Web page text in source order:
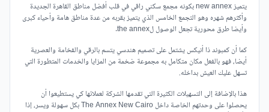
يتميز new annex بكونه مجمع سكني راقي في قلب أفضل مناطق القاهرة الجديدة
وأكثرهم شهره وهو التجمع الخامس الذي يتميز بقربه من عدة مناطق هامة وأحياء كبرى
وأيضا طرق محورية تجعل الوصول لthe annex.
كما أن كمبوند ذا أنيكس يشتمل على تصميم هندسي يتسم بالرقي والفخامة والعصرية
أيضا، فهو بالفعل مكان متكامل به مجموعة ضخمة من المزايا والخدمات المتطورة التي
تسهل عليك العيش بداخله.
هذا بالإضافة إلى التسهيلات الكثيرة التي تقدمها الشركة لعملائها كي يستطيعوا أن
يحصلوا على وحدتهم الخاصة داخل The Annex New Cairo بكل سهولة ويسر، إذا